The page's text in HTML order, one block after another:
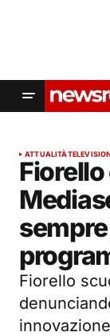
ATTUALITÀ
Fiorello
Fiorello